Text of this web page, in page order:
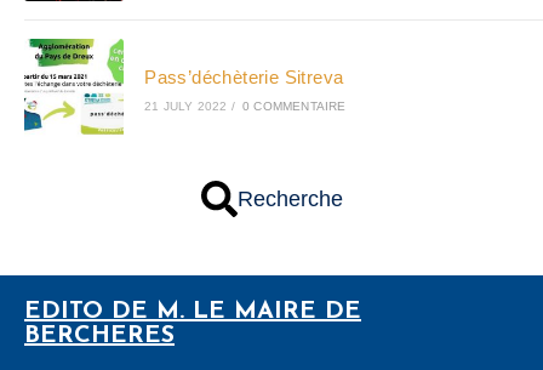
Pass’déchèterie Sitreva
21 JULY 2022 / 0 COMMENTAIRE
Recherche
EDITO DE M. LE MAIRE DE
BERCHERES